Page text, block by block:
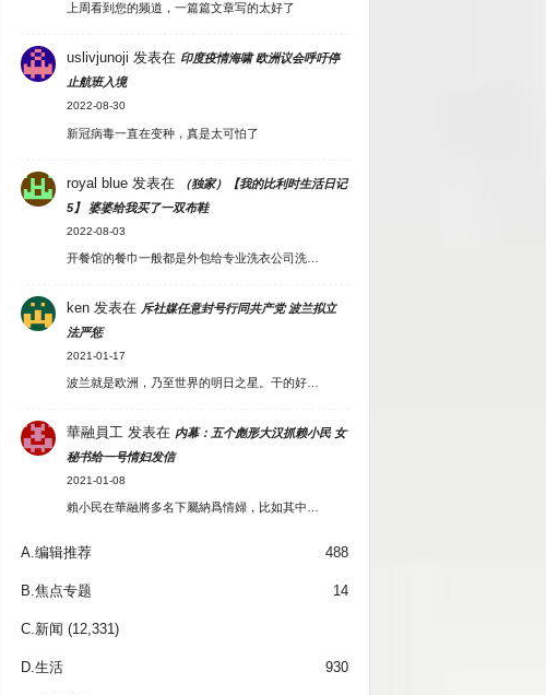
上周看到您的频道，一篇篇文章写的太好了
uslivjunoji 发表在 印度疫情海啸 欧洲议会呼吁停
止航班入境
2022-08-30
新冠病毒一直在变种，真是太可怕了
royal blue发表在
（独家）【我的比利时生活日记
5】 婆婆给我买了一双布鞋
2022-08-03
开餐馆的餐巾一般都是外包给专业洗衣公司洗…
ken发表在 斥社媒任意封号行同共产党 波兰拟立
法严惩
2021-01-17
波兰就是欧洲，乃至世界的明日之星。干的好…
華融員工 发表在 内幕：五个彪形大汉抓赖小民 女
秘书给一号情妇发信
2021-01-08
賴小民在華融將多名下屬納爲情婦，比如其中…
A.编辑推荐 488
B.焦点专题 14
C.新闻 (12,331)
D.生活 930